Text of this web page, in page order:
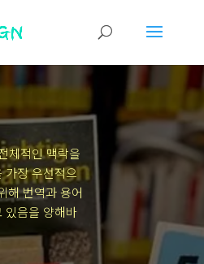
체적인 맥락을
가장 우선적으
해 번역과 용어
있음을 양해바